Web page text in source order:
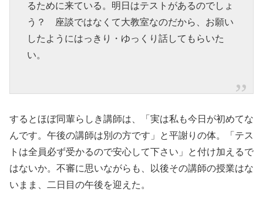
るために来ている。明日はテストがあるのでしょ
う？ 座談ではなくて大教室なのだから、お願い
したようにはっきり・ゆっくり話してもらいた
い。
するとほぼ同輩らしき講師は、「実は私も今日が初めてな
んです。午後の講師は別の方です」と平謝りの体。「テス
トは全員必ず受かるので安心して下さい」と付け加えるで
はないか。不審に思いながらも、以後その講師の授業はな
いまま、二日目の午後を迎えた。